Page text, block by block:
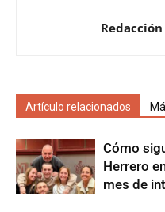
Artículo relacionados
Cómo
Herrero
mes de